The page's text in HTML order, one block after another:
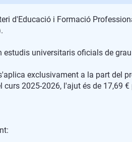
d'Educació i Formació
universitaris oficials de
exclusivament a la part del
2025-2026, l'ajut és de 17,69 €